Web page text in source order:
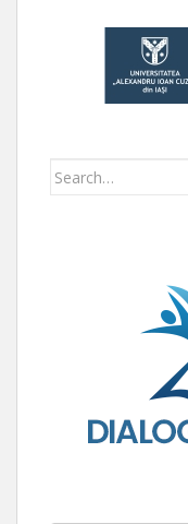
Search for: